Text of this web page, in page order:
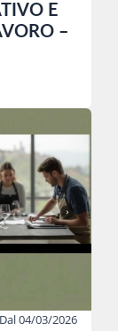
E
–
Dal 04/03/2026